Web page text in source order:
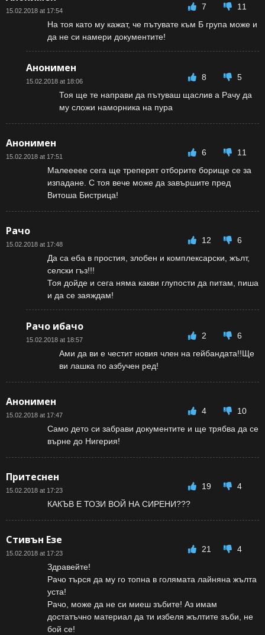
15.02.2018 at 17:54 7
11
На тоя като му кажат, че пътувате към Б група може и
да не си намери документите!
Анонимен
15.02.2018 at 18:06 8
5
Тоя ще те направи да пътуваш щаслив а Рачу да
му сложи наморника на пура
Анонимен
15.02.2018 at 17:51 6
11
Малеееее сега ще треперят отборите борище се за
изпадане. С тоя вече може да завършите пред
Витоша Бистрица!
Рачо
15.02.2018 at 17:48 12
6
Да са еба в простия, злобен и комплексарски, жълт,
селски гъз!!!
Тоя дойде и сега няма какви глупости да питам, пиша
и да се заяждам!
Рачо ибачо
15.02.2018 at 18:57 2
6
Ами да ви е честит новия член на гейбандата!!Ще
ви лашка по азбучен ред!
Анонимен
15.02.2018 at 17:47 4
10
Само дето си забрави документите и ще трябва да се
върне до Нигерия!
Притеснен
15.02.2018 at 17:23 19
4
КАКЪВ Е ТОЗИ ВОЙ НА СИРЕНИ???
Стивън Езе
15.02.2018 at 17:23 21
4
Здравейте!
Рачо търся да му го топна в голямата лайняна жълта
уста!
Рачо, може да не си миеш зъбите! Аз имам
достатъчно материал да ти избеля жълтите зъби, не
бой се!